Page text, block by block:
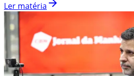
Ler matéria